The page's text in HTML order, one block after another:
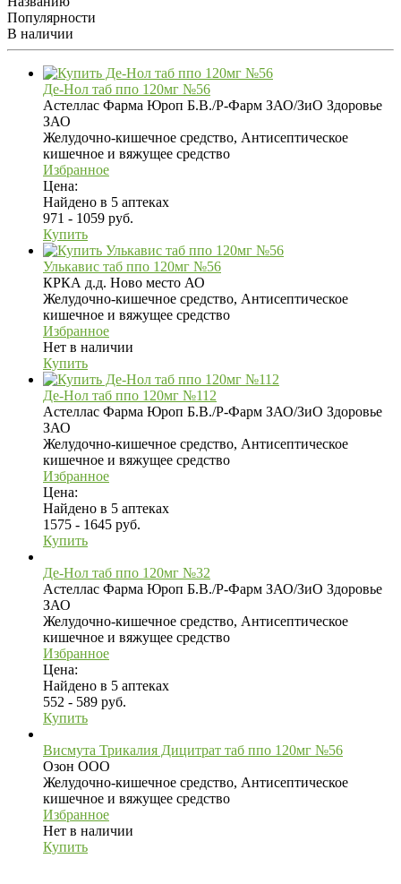
Популярности
В наличии
Де-Нол таб ппо 120мг №56
Астеллас Фарма Юроп Б.В./Р-Фарм ЗАО/ЗиО Здоровье
ЗАО
Желудочно-кишечное средство, Антисептическое
кишечное и вяжущее средство
Избранное
Цена:
Найдено в 5 аптеках
971 - 1059 руб.
Купить
Улькавис таб ппо 120мг №56
КРКА д.д. Ново место АО
Желудочно-кишечное средство, Антисептическое
кишечное и вяжущее средство
Избранное
Нет в наличии
Купить
Де-Нол таб ппо 120мг №112
Астеллас Фарма Юроп Б.В./Р-Фарм ЗАО/ЗиО Здоровье
ЗАО
Желудочно-кишечное средство, Антисептическое
кишечное и вяжущее средство
Избранное
Цена:
Найдено в 5 аптеках
1575 - 1645 руб.
Купить
Де-Нол таб ппо 120мг №32
Астеллас Фарма Юроп Б.В./Р-Фарм ЗАО/ЗиО Здоровье
ЗАО
Желудочно-кишечное средство, Антисептическое
кишечное и вяжущее средство
Избранное
Цена:
Найдено в 5 аптеках
552 - 589 руб.
Купить
Висмута Трикалия Дицитрат таб ппо 120мг №56
Озон ООО
Желудочно-кишечное средство, Антисептическое
кишечное и вяжущее средство
Избранное
Нет в наличии
Купить